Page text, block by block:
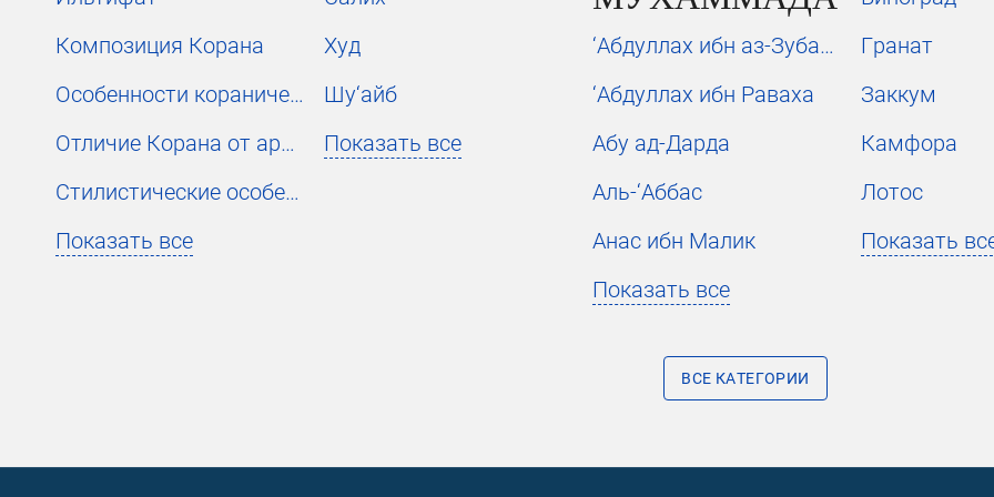
Композиция Корана
Особенности коранического стиля
Отличие Корана от арабской прозы и поэзии
Стилистические особенности неподражаемости Корана
Показать все
Худ
Шу‘айб
Показать все
‘Абдуллах ибн аз-Зубайр
‘Абдуллах ибн Раваха
Абу ад-Дарда
Аль-‘Аббас
Анас ибн Малик
Показать все
Гранат
Заккум
Камфора
Лотос
Показать
ВСЕ КАТЕГОРИИ